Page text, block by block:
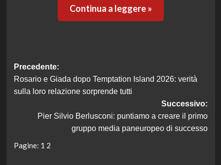
Continua a leggere »
Navigazione
articolo
Precedente:
Rosario e Giada dopo Temptation Island 2026: verità
sulla loro relazione sorprende tutti
Successivo:
Pier Silvio Berlusconi: puntiamo a creare il primo
gruppo media paneuropeo di successo
Pagine: 1 2